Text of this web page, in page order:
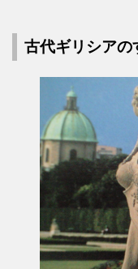
古代ギリシアの